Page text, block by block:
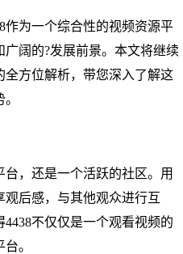
作为一个综合性的视频资源平
阔的?发展前景。本文将继续
全方位解析，带您深入了解这
，还是一个活跃的社区。用
观后感，与其他观众进行互
不仅仅是一个观看视频的
。